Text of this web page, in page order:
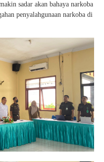
sadar akan bahaya narkoba
penyalahgunaan narkoba di